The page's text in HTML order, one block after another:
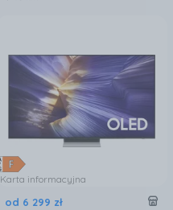
Karta informacyjna
od 6 299 zł